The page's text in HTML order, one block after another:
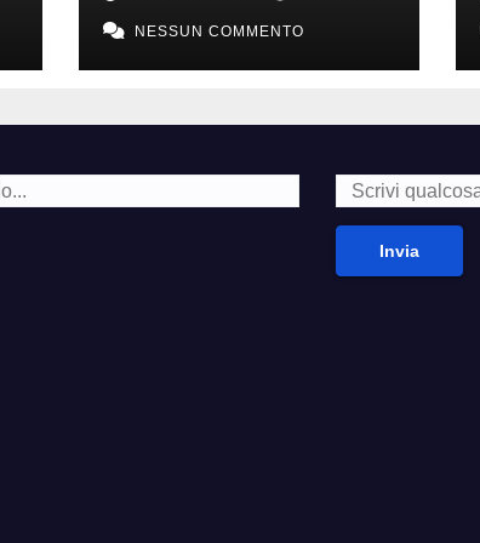
second hand
NESSUN COMMENTO
Invia